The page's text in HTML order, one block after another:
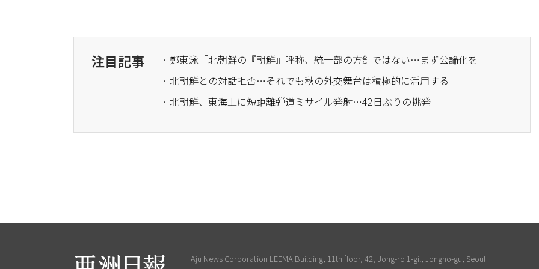
注目記事
· 鄭東泳「北朝鮮の『朝鮮』呼称、統一部の方針ではない…まず公論化を」
· 北朝鮮との対話拒否…それでも秋の外交舞台は積極的に活用する
· 北朝鮮、東海上に短距離弾道ミサイル発射…42日ぶりの挑発
Aju News Corporation LEEMA Building, 11th floor, 42, Jong-ro 1-gil, Jongno-gu, Seoul